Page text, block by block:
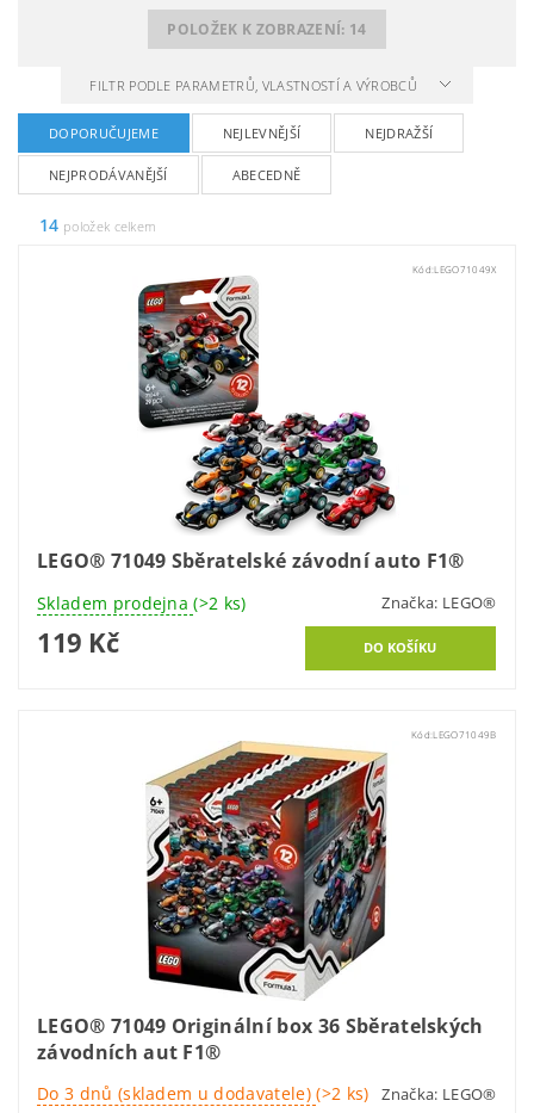
POLOŽEK K ZOBRAZENÍ: 14
FILTR PODLE PARAMETRŮ, VLASTNOSTÍ A VÝROBCŮ
DOPORUČUJEME NEJLEVNĚJŠÍ NEJDRAŽŠÍ
NEJPRODÁVANĚJŠÍ ABECEDNĚ
14 položek celkem
Kód:LEGO71049X
LEGO® 71049 Sběratelské závodní auto F1®
Skladem prodejna(>2 ks) Značka: LEGO®
119 Kč
Kód:LEGO71049B
LEGO® 71049 Originální box 36 Sběratelských
závodních aut F1®
Do 3 dnů (skladem u dodavatele)(>2 ks) Značka: LEGO®